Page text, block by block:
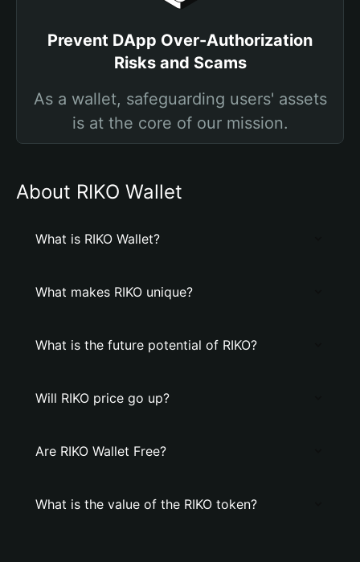
Prevent DApp Over-Authorization
Risks and Scams
As a wallet, safeguarding users' assets
is at the core of our mission.
About RIKO Wallet
What is RIKO Wallet?
What makes RIKO unique?
What is the future potential of RIKO?
Will RIKO price go up?
Are RIKO Wallet Free?
What is the value of the RIKO token?